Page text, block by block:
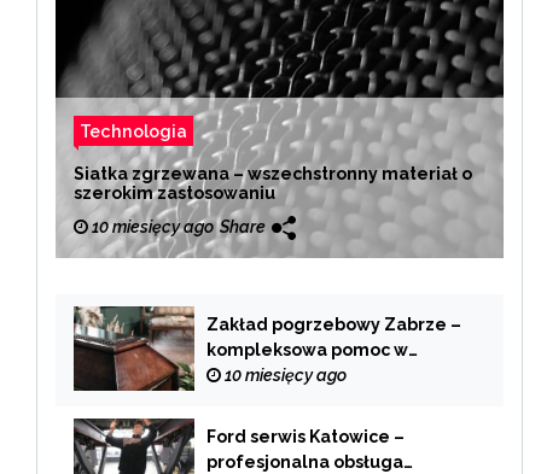
Technologia
Siatka zgrzewana – wszechstronny materiał o
szerokim zastosowaniu
10 miesięcy ago Share
Zakład pogrzebowy Zabrze –
kompleksowa pomoc w
trudnych chwilach
10 miesięcy ago
Ford serwis Katowice –
profesjonalna obsługa